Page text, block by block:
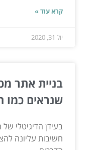
קרא עוד »
יול 31, 2020
בניית אתר
שנראים כמו
בעידן הדיגיטלי
חשיבות עליונה